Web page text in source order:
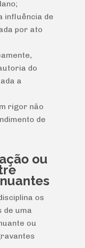
influência de
por ato
do
a
rigor não
de
ou
os
de uma
ou